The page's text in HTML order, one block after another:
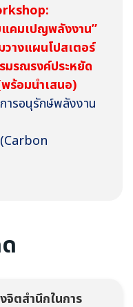
คมเปญพลังงาน”
างแผนโปสเตอร์
มรณรงค์ประหยัด
ร้อมนำเสนอ)
ารอนุรักษ์พลังงาน
Carbon
จิตสำนึกในการ